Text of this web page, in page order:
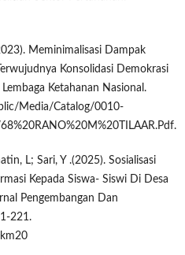
Meminimalisasi Dampak
Konsolidasi Demokrasi
Ketahanan Nasional.
Media/Catalog/0010-
L; Sari, Y .(2025). Sosialisasi
Kepada Siswa- Siswi Di Desa
Pengembangan Dan
221.